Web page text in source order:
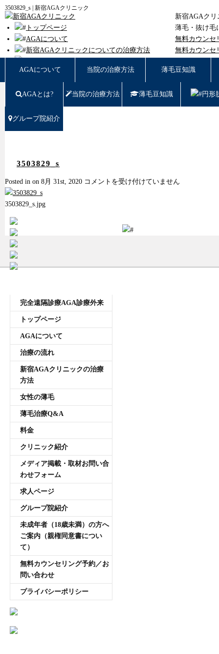
3503829_s | 新宿AGAクリニック
トップページ
AGAについて
新宿AGAクリニックについての治療方法
円形脱毛
症例写真
治療の流れ
無料カウンセリング WEB予約はこちら／お問
プライバシーポリシー
無料相談窓口
ご予約はこちら
東京都新宿区西新宿7-20-2 愛美堂ビル7階
受付時間11:00~20:00 年中無休
新宿AGAクリ
薄毛・抜け毛
無料カウンセ
無料カウンセ
AGAについて
当院の治療方法 薄毛豆知識
AGAとは? 当院の治療方法 薄毛豆知識 円形
グループ院紹介
3503829_s
Posted in on 8月 31st, 2020 3503829_s
コメントを受け付けていません
3503829_s.jpg
完全遠隔診療AGA診療外来
トップページ
AGAについて
治療の流れ
新宿AGAクリニックの治療
方法
女性の薄毛
薄毛治療Q&A
料金
クリニック紹介
メディア掲載・取材お問い合
わせフォーム
求人ページ
グループ院紹介
未成年者（18歳未満）の方へ
ご案内（親権同意書につい
て）
無料カウンセリング予約／お
問い合わせ
プライバシーポリシー